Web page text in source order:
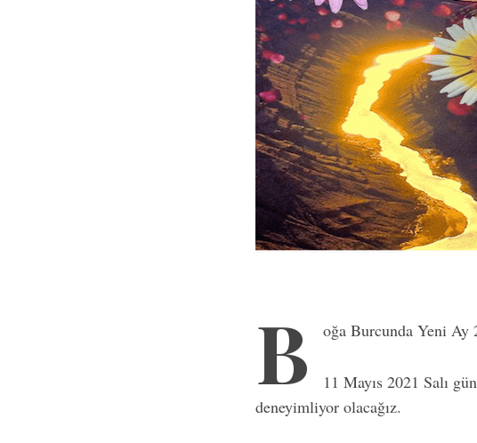
B oğa Burcunda Yeni Ay
11 Mayıs 2021 Salı
deneyimliyor olacağız.